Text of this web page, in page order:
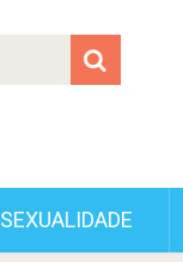
SEXUALIDADE